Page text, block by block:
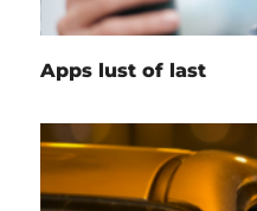
Apps lust of last